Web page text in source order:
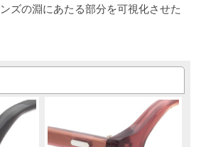
ズの淵にあたる部分を可視化させた